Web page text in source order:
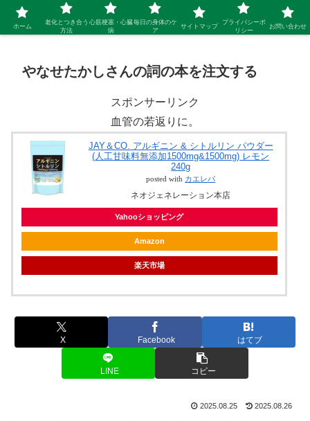
シニア 新しい人生を開拓するブログ
やなせたかしさんの詞の本を注文する
スポンサーリンク
血管の若返りに。
JAY＆CO. アルギニン & シトルリン パウダー
(人工甘味料無添加1500mg&1500mg) レモン
240g
posted with カエレバ
ネオジェネレーション本店
Yahooショッピング
Amazon
楽天市場
X Facebook はてブ
LINE コピー
2025.08.25 2025.08.26
ホーム
老化とつき合う
方法
心筋梗塞・心臓
病
毎日の身体のケ
ア
サイトマップ
プライバシーポ
リシー
お問い合わせ